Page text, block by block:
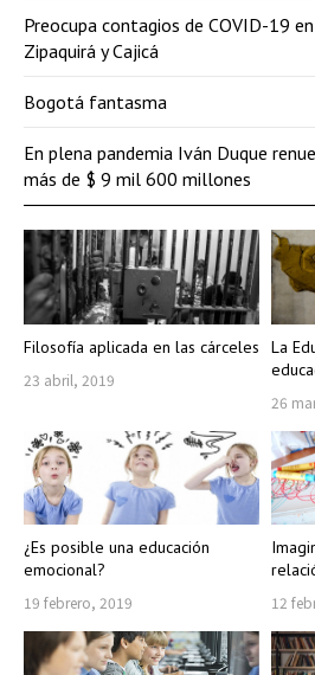
Filosofía aplicada en las cárceles
23 abril, 2019
La
26
¿Es posible una educación
emocional?
19 febrero, 2019 12
Preocupa contagios de COVID-19
Zipaquirá y Cajicá
Bogotá fantasma
En plena pandemia Iván Duque
más de $ 9 mil 600 millones